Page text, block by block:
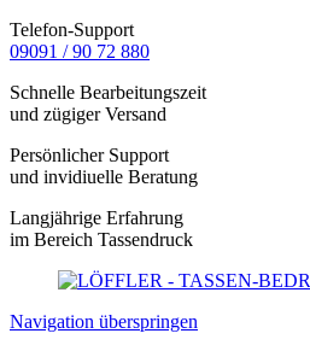
Telefon-Support
09091 / 90 72 880
Schnelle Bearbeitungszeit
und zügiger Versand
Persönlicher Support
und invidiuelle Beratung
Langjährige Erfahrung
im Bereich Tassendruck
Navigation überspringen